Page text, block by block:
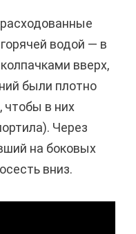
водой — в
вверх,
были плотно
в них
Через
на боковых
вниз.